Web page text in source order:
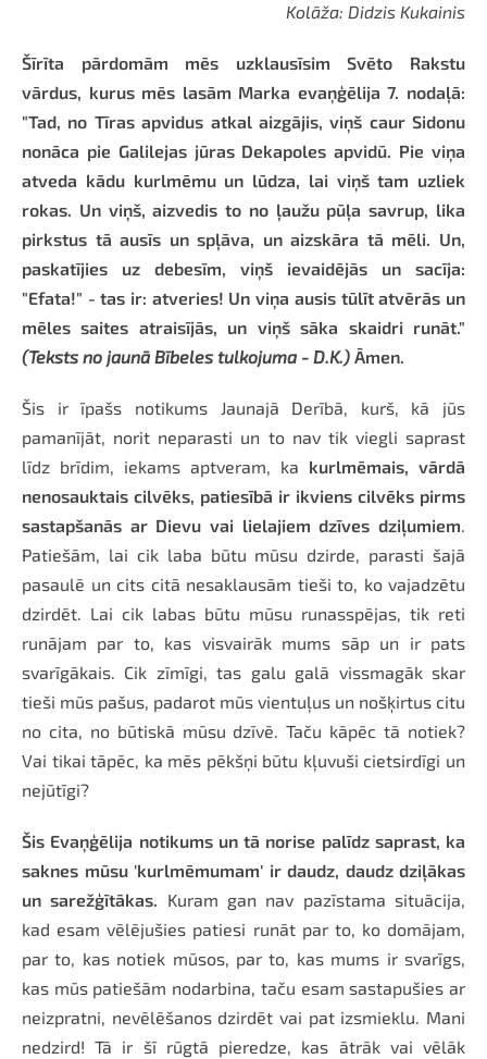
Kolāža: Didzis Kukainis
Šīrīta pārdomām mēs uzklausīsim Svēto Rakstu
vārdus, kurus mēs lasām Marka evaņģēlija 7. nodaļā:
"Tad, no Tīras apvidus atkal aizgājis, viņš caur Sidonu
nonāca pie Galilejas jūras Dekapoles apvidū. Pie viņa
atveda kādu kurlmēmu un lūdza, lai viņš tam uzliek
rokas. Un viņš, aizvedis to no ļaužu pūļa savrup, lika
pirkstus tā ausīs un spļāva, un aizskāra tā mēli. Un,
paskatījies uz debesīm, viņš ievaidējās un sacīja:
"Efata!" - tas ir: atveries! Un viņa ausis tūlīt atvērās un
mēles saites atraisījās, un viņš sāka skaidri runāt."
(Teksts no jaunā Bībeles tulkojuma - D.K.) Āmen.
Šis ir īpašs notikums Jaunajā Derībā, kurš, kā jūs
pamanījāt, norit neparasti un to nav tik viegli saprast
līdz brīdim, iekams aptveram, ka kurlmēmais, vārdā
nenosauktais cilvēks, patiesībā ir ikviens cilvēks pirms
sastapšanās ar Dievu vai lielajiem dzīves dziļumiem.
Patiešām, lai cik laba būtu mūsu dzirde, parasti šajā
pasaulē un cits citā nesaklausām tieši to, ko vajadzētu
dzirdēt. Lai cik labas būtu mūsu runasspējas, tik reti
runājam par to, kas visvairāk mums sāp un ir pats
svarīgākais. Cik zīmīgi, tas galu galā vissmagāk skar
tieši mūs pašus, padarot mūs vientuļus un nošķirtus citu
no cita, no būtiskā mūsu dzīvē. Taču kāpēc tā notiek?
Vai tikai tāpēc, ka mēs pēkšņi būtu kļuvuši cietsirdīgi un
nejūtīgi?
Šis Evaņģēlija notikums un tā norise palīdz saprast, ka
saknes mūsu 'kurlmēmumam' ir daudz, daudz dziļākas
un sarežģītākas. Kuram gan nav pazīstama situācija,
kad esam vēlējušies patiesi runāt par to, ko domājam,
par to, kas notiek mūsos, par to, kas mums ir svarīgs,
kas mūs patiešām nodarbina, taču esam sastapušies ar
neizpratni, nevēlēšanos dzirdēt vai pat izsmieklu. Mani
nedzird! Tā ir šī rūgtā pieredze, kas ātrāk vai vēlāk